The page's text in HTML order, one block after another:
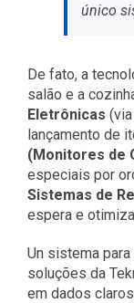
único
De fato, a
salão e a
Eletrônicas
lançamento de
(Monitores de
especiais por
Sistemas de
espera e
Un sistema
soluções da
em dados